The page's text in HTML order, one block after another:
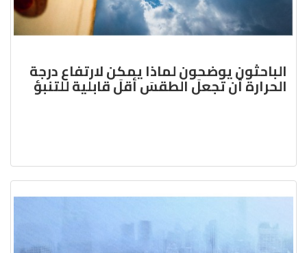
الباحثون يوضحون لماذا يمكن لارتفاع درجة
الحرارة أن تجعلَ الطقسَ أقلَ قابلية للتنبؤ